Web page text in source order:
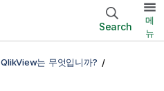
Search
메
뉴
QlikView는 무엇입니까?